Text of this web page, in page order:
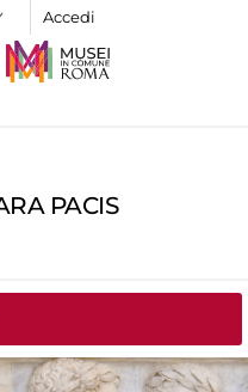
Accedi
PACIS